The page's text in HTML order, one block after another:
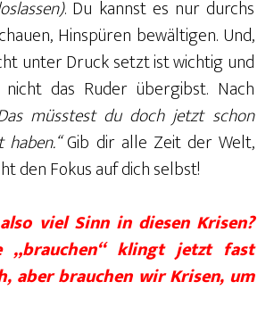
. Du kannst es nur durchs
Hinspüren bewältigen. Und,
unter Druck setzt ist wichtig und
das Ruder übergibst. Nach
müsstest du doch jetzt schon
Gib dir alle Zeit der Welt,
den Fokus auf dich selbst!
viel Sinn in diesen Krisen?
„brauchen“ klingt jetzt fast
aber brauchen wir Krisen, um